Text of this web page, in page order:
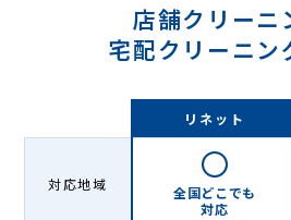
Lenet〈リ
店舗クリーニ
宅配クリーニン
リネット
対応地域
全国どこでも
対応